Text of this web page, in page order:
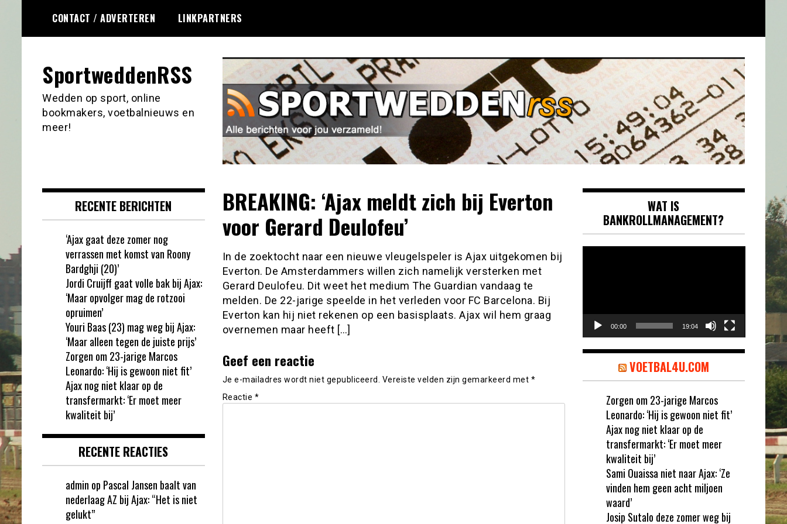
de
CONTACT / ADVERTEREN LINKPARTNERS
SportweddenRSS
Wedden op sport, online
bookmakers, voetbalnieuws en
meer!
BREAKING: ‘Ajax meldt zich bij Everton
voor Gerard Deulofeu’
In de zoektocht naar een nieuwe vleugelspeler is Ajax uitgekomen bij
Everton. De Amsterdammers willen zich namelijk versterken met
Gerard Deulofeu. Dit weet het medium The Guardian vandaag te
melden. De 22-jarige speelde in het verleden voor FC Barcelona. Bij
Everton kan hij niet rekenen op een basisplaats. Ajax wil hem graag
overnemen maar heeft […]
Geef een reactie
Je e-mailadres wordt niet gepubliceerd. Vereiste velden zijn gemarkeerd met *
Reactie *
RECENTE BERICHTEN
‘Ajax gaat deze zomer nog
verrassen met komst van Roony
Bardghji (20)’
Jordi Cruijff gaat volle bak bij Ajax:
‘Maar opvolger mag de rotzooi
opruimen’
Youri Baas (23) mag weg bij Ajax:
‘Maar alleen tegen de juiste prijs’
Zorgen om 23-jarige Marcos
Leonardo: ‘Hij is gewoon niet fit’
Ajax nog niet klaar op de
transfermarkt: ‘Er moet meer
kwaliteit bij’
RECENTE REACTIES
admin op Pascal Jansen baalt van
nederlaag AZ bij Ajax: “Het is niet
gelukt”
WAT IS
BANKROLLMANAGEMENT?
00:00 19:04
VOETBAL4U.COM
Zorgen om 23-jarige Marcos
Leonardo: ‘Hij is gewoon niet fit’
Ajax nog niet klaar op de
transfermarkt: ‘Er moet meer
kwaliteit bij’
Sami Ouaissa niet naar Ajax: ‘Ze
vinden hem geen acht miljoen
waard’
Josip Sutalo deze zomer weg bij